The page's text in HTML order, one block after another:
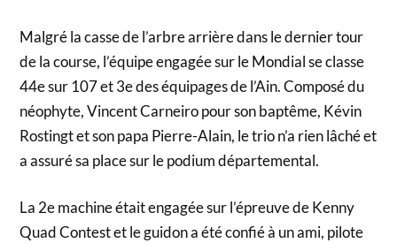
Malgré la casse de l’arbre arrière dans le dernier tour
de la course, l’équipe engagée sur le Mondial se classe
44e sur 107 et 3e des équipages de l’Ain. Composé du
néophyte, Vincent Carneiro pour son baptême, Kévin
Rostingt et son papa Pierre-Alain, le trio n’a rien lâché et
a assuré sa place sur le podium départemental.
La 2e machine était engagée sur l’épreuve de Kenny
Quad Contest et le guidon a été confié à un ami, pilote